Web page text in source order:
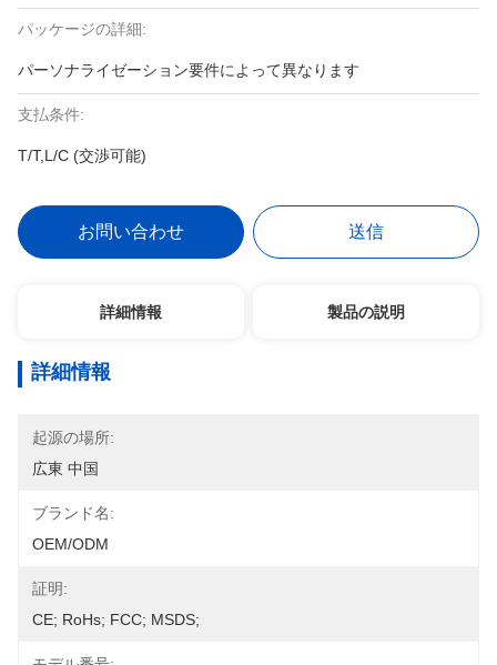
パッケージの詳細:
パーソナライゼーション要件によって異なります
支払条件:
T/T,L/C (交渉可能)
お問い合わせ 送信
詳細情報 製品の説明
詳細情報
起源の場所:
広東 中国
ブランド名:
OEM/ODM
証明:
CE; RoHs; FCC; MSDS;